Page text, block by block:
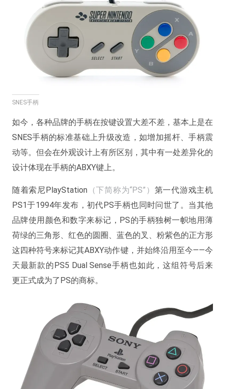
SNES手柄
如今，各种品牌的手柄在按键设置大差不差，基本上是在
SNES手柄的标准基础上升级改造，如增加摇杆、手柄震
动等。但会在外观设计上有所区别，其中有一处差异化的
设计体现在手柄的ABXY键上。
随着索尼PlayStation （下简称为“PS”） 第一代游戏主机
PS1于1994年发布，初代PS手柄也同时问世了。当其他
品牌使用颜色和数字来标记，PS的手柄独树一帜地用薄
荷绿的三角形、红色的圆圈、蓝色的叉、粉紫色的正方形
这四种符号来标记其ABXY动作键，并始终沿用至今——今
天最新款的PS5 Dual Sense手柄也如此，这组符号后来
更正式成为了PS的商标。